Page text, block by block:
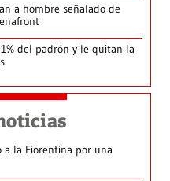
a hombre señalado de
del padrón y le quitan la
a la Fiorentina por una